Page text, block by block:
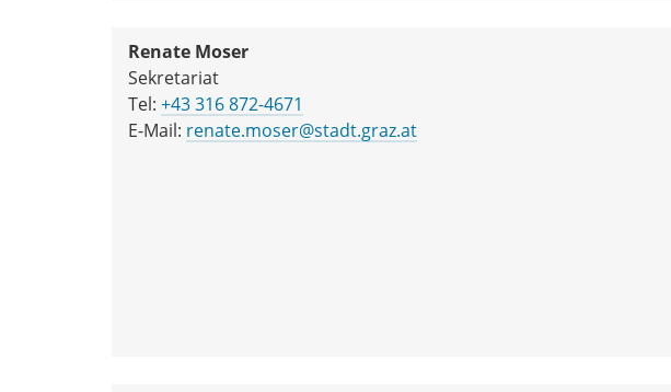
Renate Moser
Sekretariat
Tel: +43 316 872-4671
E-Mail: renate.moser@stadt.graz.at